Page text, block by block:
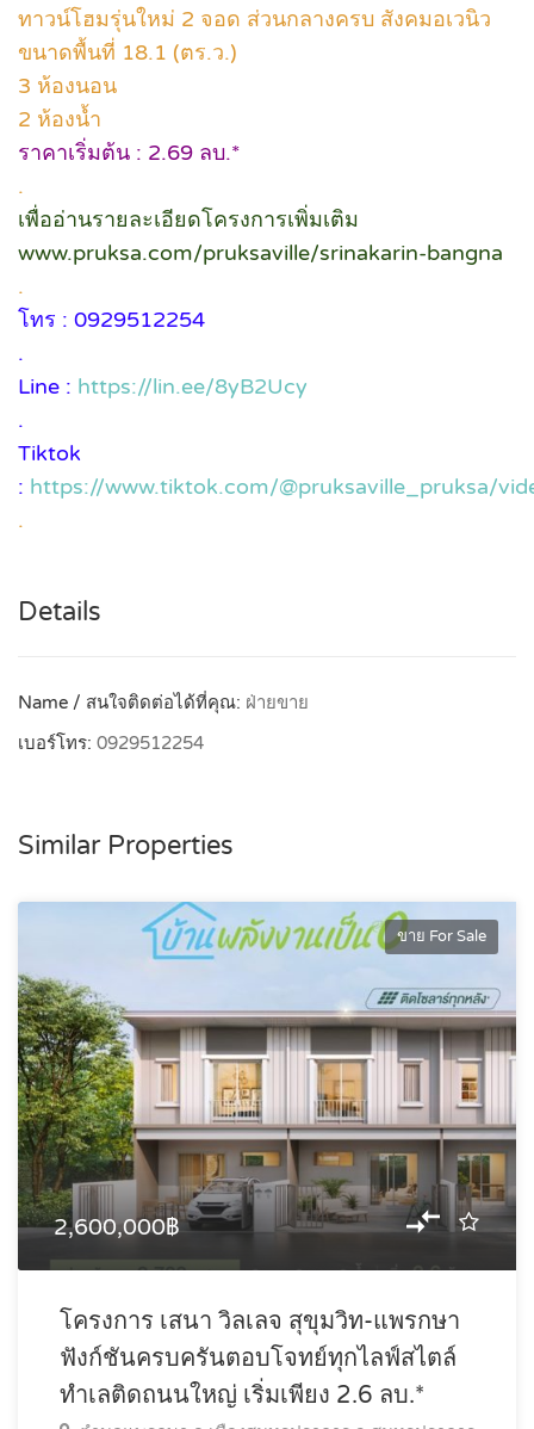
ทาวน์โฮมรุ่นใหม่ 2 จอด ส่วนกลางครบ สังคมอเวนิว
ขนาดพื้นที่ 18.1 (ตร.ว.)
3 ห้องนอน
2 ห้องน้ำ
ราคาเริ่มต้น : 2.69 ลบ.*
.
เพื่ออ่านรายละเอียดโครงการเพิ่มเติม
www.pruksa.com/pruksaville/srinakarin-bangna
.
โทร : 0929512254
.
Line : https://lin.ee/8yB2Ucy
.
Tiktok
: https://www.tiktok.com/@pruksaville_pruksa/
.
Details
Name / สนใจติดต่อได้ที่คุณ: ฝ่ายขาย
เบอร์โทร: 0929512254
Similar Properties
ขาย For Sale
2,600,000฿
โครงการ เสนา วิลเลจ สุขุมวิท-แพรกษา
ฟังก์ชันครบครันตอบโจทย์ทุกไลฟ์สไตล์
ทำเลติดถนนใหญ่ เริ่มเพียง 2.6 ลบ.*